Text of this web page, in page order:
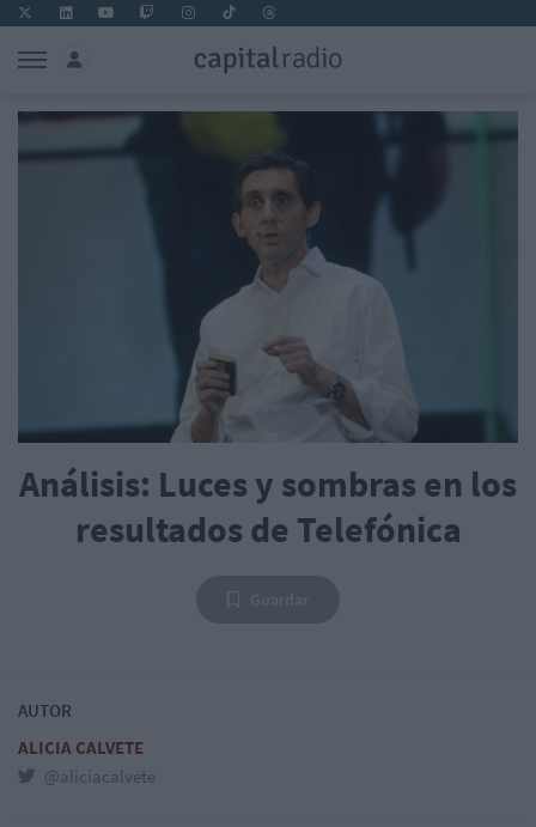
Análisis: Luces y sombras en los
resultados de Telefónica
AUTOR
ALICIA CALVETE
@aliciacalvete